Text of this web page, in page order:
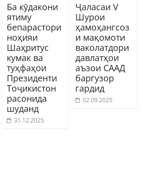
Ба кӯдакони
ятиму
бепарастори
ноҳияи
Шаҳритус
кумак ва
туҳфаҳои
Президенти
Тоҷикистон
расонида
шуданд
31.12.2025
Ҷаласаи V
Шурои
ҳамоҳангсоз
и мақомоти
ваколатдори
давлатҳои
аъзои СААД
баргузор
гардид
02.09.2025